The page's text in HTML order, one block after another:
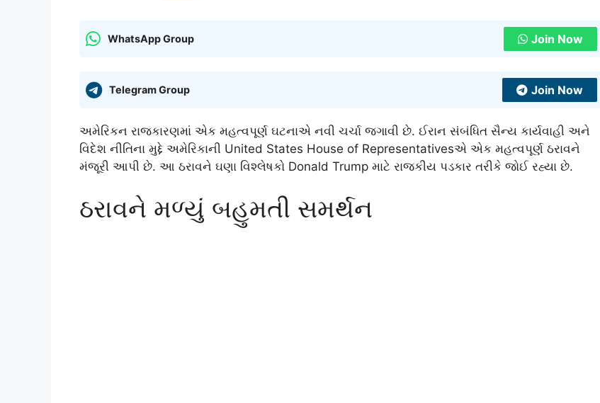
WhatsApp Group Join Now
Telegram Group Join Now
અમેરિકન રાજકારણમાં એક મહત્વપૂર્ણ ઘટનાએ નવી ચર્ચા જગાવી છે. ઈરાન સંબંધિત સૈન્ય કાર્યવાહી અને
વિદેશ નીતિના મુદ્દે અમેરિકાની United States House of Representativesએ એક મહત્વપૂર્ણ ઠરાવને
મંજૂરી આપી છે. આ ઠરાવને ઘણા વિશ્લેષકો Donald Trump માટે રાજકીય પડકાર તરીકે જોઈ રહ્યા છે.
ઠરાવને મળ્યું બહુમતી સમર્થન